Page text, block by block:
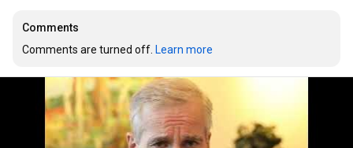
Comments
Comments are turned off. Learn more